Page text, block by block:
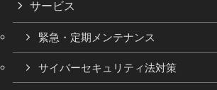
サービス
緊急・定期メンテナンス
サイバーセキュリティ法対策